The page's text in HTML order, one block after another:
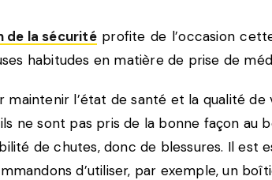
de la sécuritéprofite de l’occasion
habitudes en matière de prise de
l’état de santé et la qualité de
ne sont pas pris de la bonne façon au
de chutes, donc de blessures. Il est
d’utiliser, par exemple, un